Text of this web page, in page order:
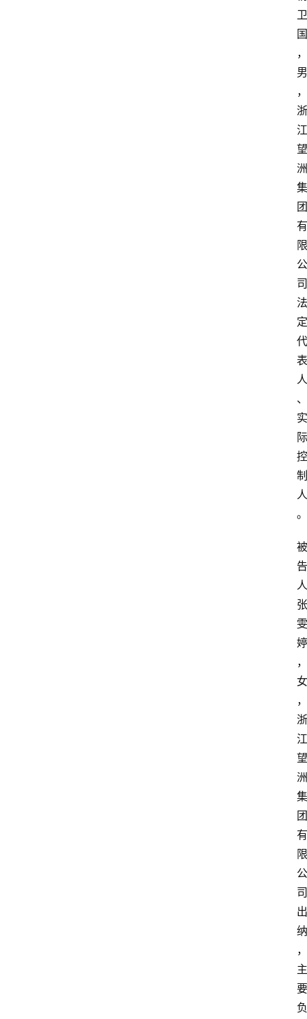
卫
国
，
男
，
浙
江
望
洲
集
团
有
限
公
司
法
定
代
表
人
、
实
际
控
制
人
。
被
告
人
张
雯
婷
，
女
，
浙
江
望
洲
集
团
有
限
公
司
出
纳
，
主
要
负